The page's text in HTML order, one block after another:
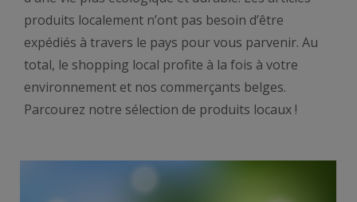
produits localement n’ont pas besoin d’être
expédiés à travers le pays pour vous parvenir. Au
total, le shopping local profite à la fois à votre
environnement et nos commerçants belges.
Parcourez notre sélection de produits locaux !